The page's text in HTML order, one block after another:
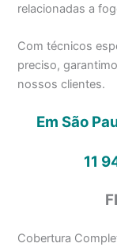
relacionadas a
Com técnicos
preciso,
nossos clientes.
Em São
11
Cobertura